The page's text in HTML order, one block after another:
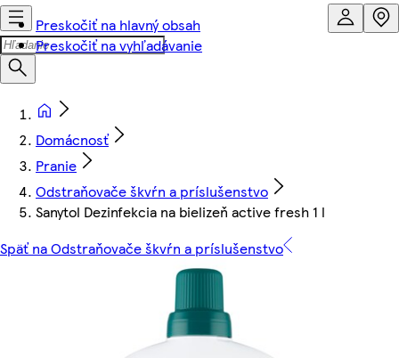
Preskočiť na hlavný obsah
Preskočiť na vyhľadávanie
Domácnosť
Pranie
Odstraňovače škvŕn a príslušenstvo
Sanytol Dezinfekcia na bielizeň active fresh 1 l
Späť na Odstraňovače škvŕn a príslušenstvo